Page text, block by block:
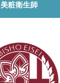
美粧衛生師